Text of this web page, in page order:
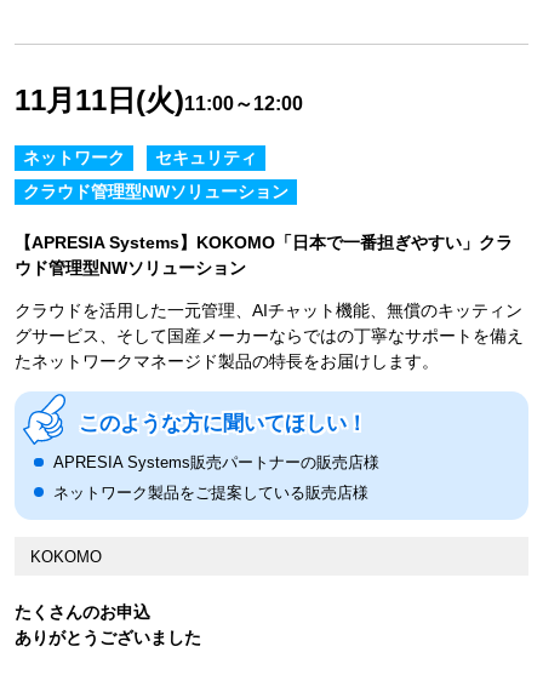
11月11日(火)11:00～12:00
たくさんのお申込
ありがとうございました
ネットワーク
セキュリティ
クラウド管理型NWソリューション
【APRESIA Systems】KOKOMO「日本で一番担ぎやすい」クラ
ウド管理型NWソリューション
クラウドを活用した一元管理、AIチャット機能、無償のキッティン
グサービス、そして国産メーカーならではの丁寧なサポートを備え
たネットワークマネージド製品の特長をお届けします。
このような方に聞いてほしい！
APRESIA Systems販売パートナーの販売店様
ネットワーク製品をご提案している販売店様
KOKOMO